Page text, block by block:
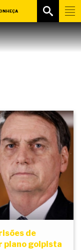
de
plano golpista